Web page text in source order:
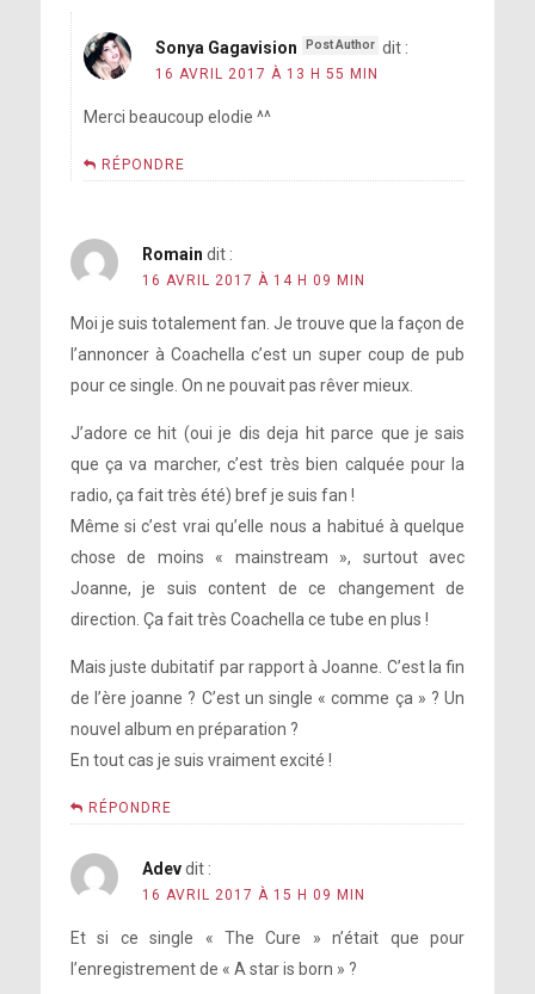
Sonya Gagavision dit :
16 AVRIL 2017 À 13 H 55 MIN
Merci beaucoup elodie ^^
RÉPONDRE
Romain dit :
16 AVRIL 2017 À 14 H 09 MIN
Moi je suis totalement fan. Je trouve que la façon de
l’annoncer à Coachella c’est un super coup de pub
pour ce single. On ne pouvait pas rêver mieux.
J’adore ce hit (oui je dis deja hit parce que je sais
que ça va marcher, c’est très bien calquée pour la
radio, ça fait très été) bref je suis fan !
Même si c’est vrai qu’elle nous a habitué à quelque
chose de moins « mainstream », surtout avec
Joanne, je suis content de ce changement de
direction. Ça fait très Coachella ce tube en plus !
Mais juste dubitatif par rapport à Joanne. C’est la fin
de l’ère joanne ? C’est un single « comme ça » ? Un
nouvel album en préparation ?
En tout cas je suis vraiment excité !
RÉPONDRE
Adev dit :
16 AVRIL 2017 À 15 H 09 MIN
Et si ce single « The Cure » n’était que pour
l’enregistrement de « A star is born » ?